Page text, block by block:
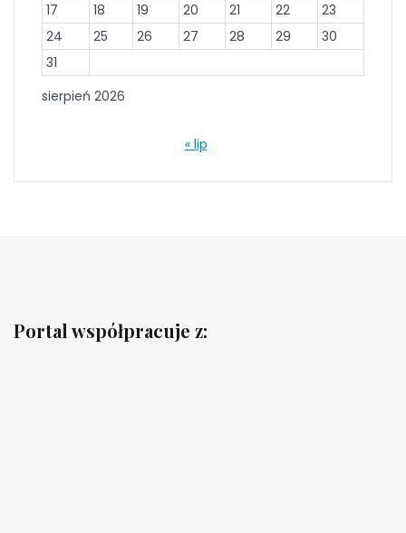
sierpień 2026
17
18 19 20 21 22
23
24
25 26 27 28 29
30
31
« lip
Portal współpracuje z: